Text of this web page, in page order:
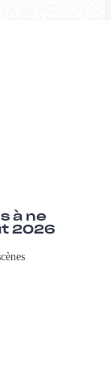
à ne
2026